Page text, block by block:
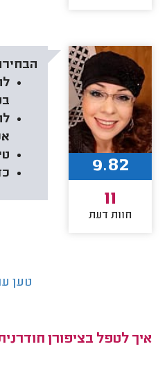
9.82
11
חוות דעת
טען
איך לטפל בציפורן